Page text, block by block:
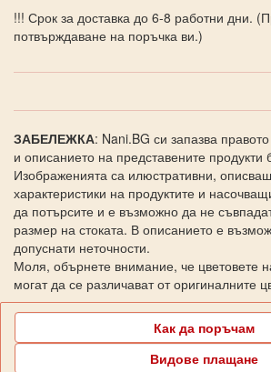
!!! Срок за доставка до 6-8 работни дни.
потвърждаване на поръчка ви.)
ЗАБЕЛЕЖКА: Nani.BG си запазва
и описанието на представените продукти
Изображенията са илюстративни,
характеристики на продуктите и
да потърсите и е възможно да не
размер на стоката. В описанието е
допуснати неточности.
Моля, обърнете внимание, че цветовете
могат да се различават от оригиналните
Как да поръчам
Видове плащане